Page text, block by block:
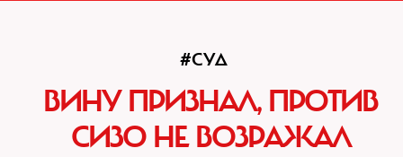
#СУД
ВИНУ ПРИЗНАЛ, ПРОТИВ
СИЗО НЕ ВОЗРАЖАЛ